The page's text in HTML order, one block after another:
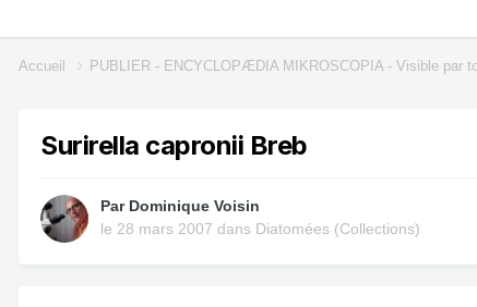
Accueil PUBLIER - ENCYCLOPÆDIA MIKROSCOPIA - Visible par
Surirella capronii Breb
Par Dominique Voisin
le 28 mars 2007 dans Diatomées (Collections)